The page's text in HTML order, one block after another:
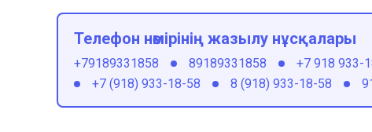
Телефон нөмірінің жазылу нұсқалары
+79189331858 89189331858 +7 918 933-
+7 (918) 933-18-58
8 (918) 933-18-58